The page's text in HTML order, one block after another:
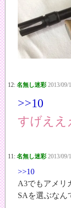
12: 名無し迷彩 2013/09/
>>10
すげええ
11: 名無し迷彩 2013/09/
>>10
A3でもアメリ
SAを選ぶなん